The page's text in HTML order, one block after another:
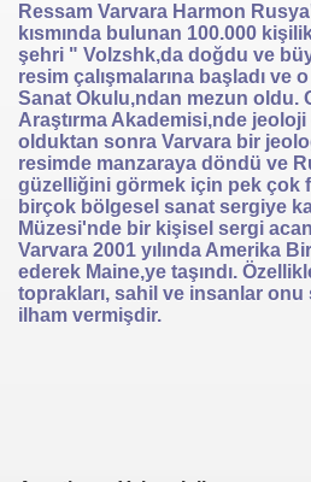
Ressam Varvara Harmon
kısmında bulunan 100.000
şehri " Volzshk,da doğdu ve
resim çalışmalarına başladı ve
Sanat Okulu,ndan mezun oldu.
Araştırma Akademisi,nde
olduktan sonra Varvara bir
resimde manzaraya döndü ve
güzelliğini görmek için pek çok
birçok bölgesel sanat sergiye
Müzesi'nde bir kişisel sergi
Varvara 2001 yılında Amerika
ederek Maine,ye taşındı.
toprakları, sahil ve insanlar
ilham vermişdir.